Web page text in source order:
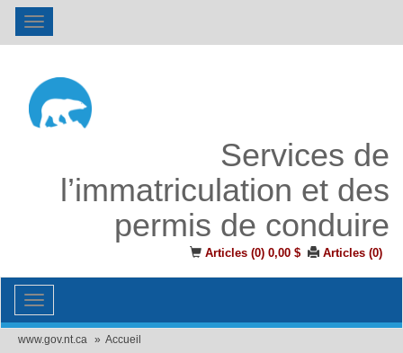
Toggle
navigation
Services de
l’immatriculation et des
permis de conduire
Articles (0) 0,00 $ Articles (0)
Toggle
navigation
www.gov.nt.ca
Accueil